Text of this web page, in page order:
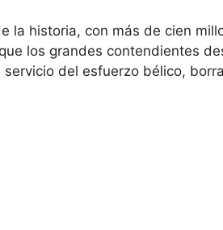
la historia, con más de cien
los grandes contendientes
del esfuerzo bélico,